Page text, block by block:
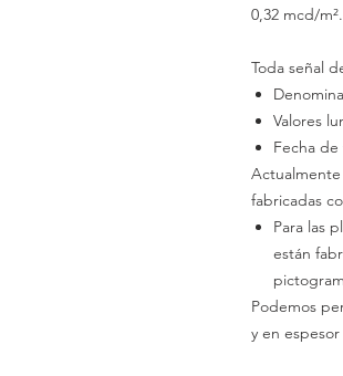
0,32 mcd/m².
Toda señal
Valores
Fecha de
Actualmente
fabricadas
Para las
están
Podemos
y en